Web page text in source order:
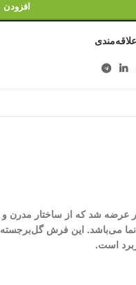
شد که از ساختار مدرن
نما می‌باشد. این فرش
است.